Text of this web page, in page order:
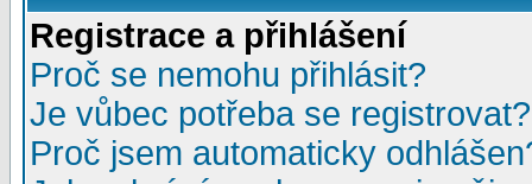
Registrace a přihlášení
Proč se nemohu přihlásit?
Je vůbec potřeba se registrovat?
Proč jsem automaticky